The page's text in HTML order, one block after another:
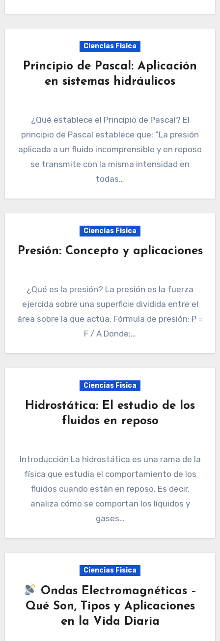
Ciencias Fisica
Principio de Pascal: Aplicación
en sistemas hidráulicos
¿Qué establece el Principio de Pascal? El
principio de Pascal establece que: “La presión
aplicada a un fluido incomprensible y en reposo
se transmite con la misma intensidad en
todas…
Ciencias Fisica
Presión: Concepto y aplicaciones
¿Qué es la presión? La presión es la fuerza
ejercida sobre una superficie dividida entre el
área sobre la que actúa. Fórmula de presión: P =
F / A Donde:…
Ciencias Fisica
Hidrostática: El estudio de los
fluidos en reposo
Introducción La hidrostática es una rama de la
física que estudia el comportamiento de los
fluidos cuando están en reposo. Es decir,
analiza cómo se comportan los líquidos y
gases…
Ciencias Fisica
Ondas Electromagnéticas –
Qué Son, Tipos y Aplicaciones
en la Vida Diaria